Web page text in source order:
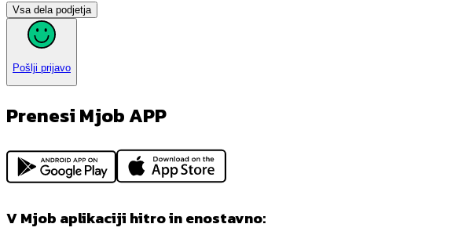
Vsa dela podjetja
Pošlji prijavo
Prenesi Mjob APP
V Mjob aplikaciji hitro in enostavno: